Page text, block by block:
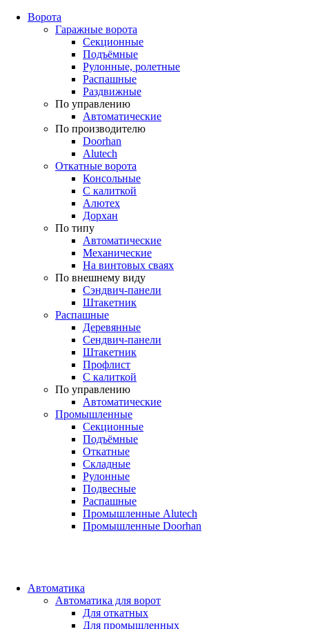
Ворота
Гаражные ворота
Секционные
Подъёмные
Рулонные, ролетные
Распашные
Раздвижные
По управлению
Автоматические
По производителю
Doorhan
Alutech
Откатные ворота
Консольные
С калиткой
Алютех
Дорхан
По типу
Автоматические
Механические
На винтовых сваях
По внешнему виду
Сэндвич-панели
Штакетник
Распашные
Деревянные
Сендвич-панели
Штакетник
Профлист
С калиткой
По управлению
Автоматические
Промышленные
Секционные
Подъёмные
Откатные
Складные
Рулонные
Подвесные
Распашные
Промышленные Alutech
Промышленные Doorhan
Автоматика
Автоматика для ворот
Для откатных
Для промышленных